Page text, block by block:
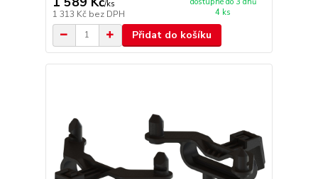
/ks
1 313 Kč bez DPH
4 ks
Přidat do košíku